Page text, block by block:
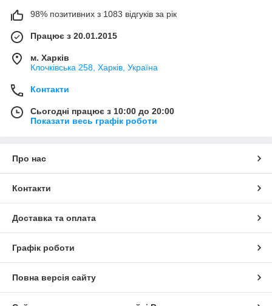
98% позитивних з 1083 відгуків за рік
Працює з 20.01.2015
м. Харків
Клочкiвська 258, Харків, Україна
Контакти
Сьогодні працює з 10:00 до 20:00
Показати весь графік роботи
Про нас
Контакти
Доставка та оплата
Графік роботи
Повна версія сайту